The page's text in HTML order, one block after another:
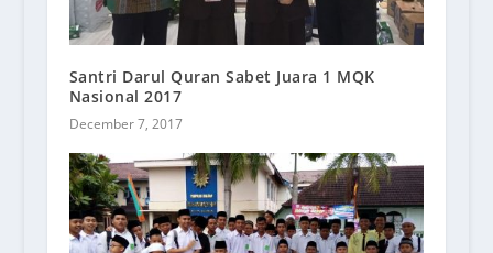
Santri Darul Quran Sabet Juara 1 MQK
Nasional 2017
December 7, 2017